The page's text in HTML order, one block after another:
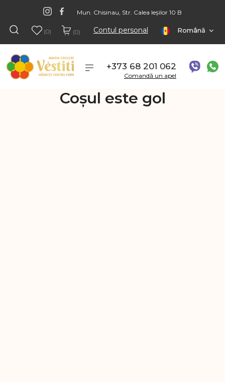
Mun. Chisinau, Str. Calea Ieșilor 10 B
(0) (0) Contul personal Română
+373 68 201 062
Comandă un apel
Coșul este gol